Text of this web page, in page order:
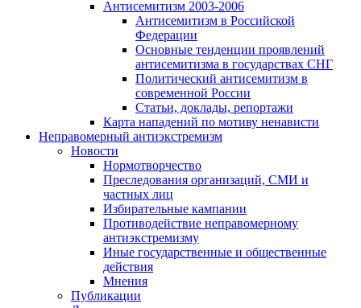
Антисемитизм 2003-2006
Антисемитизм в Российской
Федерации
Основные тенденции проявлений
антисемитизма в государствах СНГ
Политический антисемитизм в
современной России
Статьи, доклады, репортажи
Карта нападений по мотиву ненависти
Неправомерный антиэкстремизм
Новости
Нормотворчество
Преследования организаций, СМИ и
частных лиц
Избирательные кампании
Противодействие неправомерному
антиэкстремизму
Иные государственные и общественные
действия
Мнения
Публикации